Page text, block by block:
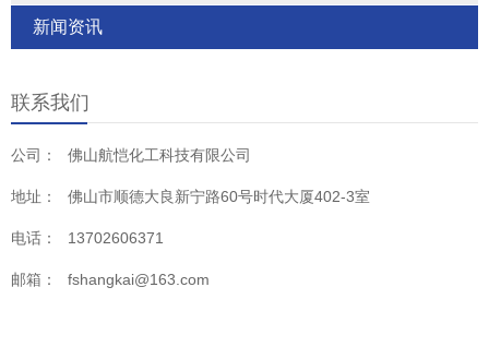
新闻资讯
联系我们
公司： 佛山航恺化工科技有限公司
地址： 佛山市顺德大良新宁路60号时代大厦402-3室
电话： 13702606371
邮箱： fshangkai@163.com
火棉胶、硝化纤维、清漆、人造革、医药、塑料及香
醋酸乙烯、聚丙烯酸酯、聚氯乙烯、氯化橡胶、杜仲